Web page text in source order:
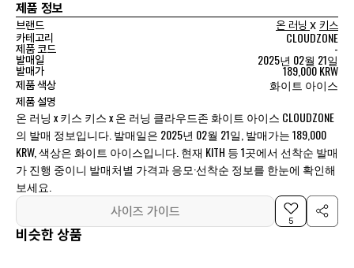
제품 정보
브랜드 온 러닝 x 키스
카테고리
CLOUDZONE
제품 코드 -
발매일 2025년 02월 21일
발매가 189,000 KRW
제품 색상 화이트 아이스
제품 설명
온 러닝 x 키스 키스 x 온 러닝 클라우드존 화이트 아이스 CLOUDZONE
의 발매 정보입니다. 발매일은 2025년 02월 21일, 발매가는 189,000
KRW, 색상은 화이트 아이스입니다. 현재 KITH 등 1곳에서 선착순 발매
가 진행 중이니 발매처별 가격과 응모·선착순 정보를 한눈에 확인해
보세요.
사이즈 가이드
5
비슷한 상품